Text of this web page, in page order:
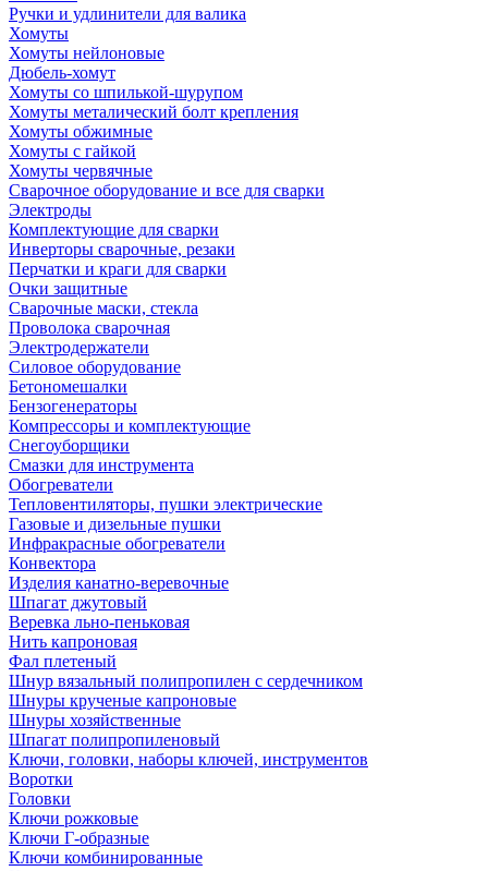
Ручки и удлинители для валика
Хомуты
Хомуты нейлоновые
Дюбель-хомут
Хомуты со шпилькой-шурупом
Хомуты металический болт крепления
Хомуты обжимные
Хомуты с гайкой
Хомуты червячные
Сварочное оборудование и все для сварки
Электроды
Комплектующие для сварки
Инверторы сварочные, резаки
Перчатки и краги для сварки
Очки защитные
Сварочные маски, стекла
Проволока сварочная
Электродержатели
Силовое оборудование
Бетономешалки
Бензогенераторы
Компрессоры и комплектующие
Снегоуборщики
Смазки для инструмента
Обогреватели
Тепловентиляторы, пушки электрические
Газовые и дизельные пушки
Инфракрасные обогреватели
Конвектора
Изделия канатно-веревочные
Шпагат джутовый
Веревка льно-пеньковая
Нить капроновая
Фал плетеный
Шнур вязальный полипропилен с сердечником
Шнуры крученые капроновые
Шнуры хозяйственные
Шпагат полипропиленовый
Ключи, головки, наборы ключей, инструментов
Воротки
Головки
Ключи рожковые
Ключи Г-образные
Ключи комбинированные